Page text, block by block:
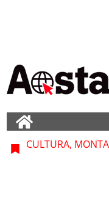
CULTURA,